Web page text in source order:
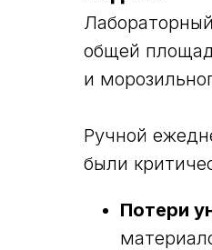
общей
и
Ручной
были
Потери